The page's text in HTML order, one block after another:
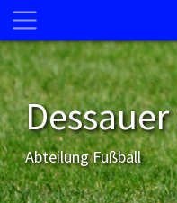
Dessauer
Abteilung Fußball